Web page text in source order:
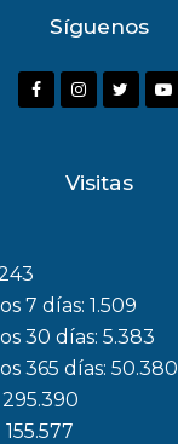
Síguenos
F
o
k
I
a
m
r
Y
Visitas
7 días:1.509
30 días:5.383
365 días:50.380
295.390
155.577